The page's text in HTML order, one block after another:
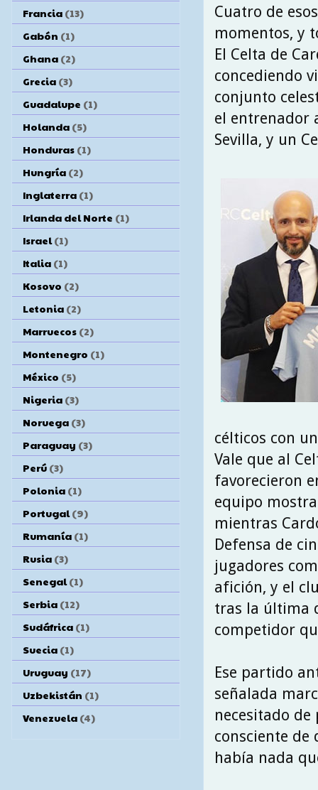
Cuatro de
momentos, y
El Celta de
concediendo
conjunto
el entrenador
Sevilla, y un
célticos con
Vale que al
favorecieron
equipo
mientras
Defensa de
jugadores
afición, y el
tras la última
competidor
Ese partido
señalada
necesitado de
consciente de
había nada
Francia (13)
Gabón (1)
Ghana (2)
Grecia (3)
Guadalupe (1)
Holanda (5)
Honduras (1)
Hungría (2)
Inglaterra (1)
Irlanda del Norte (1)
Israel (1)
Italia (1)
Kosovo (2)
Letonia (2)
Marruecos (2)
Montenegro (1)
México (5)
Nigeria (3)
Noruega (3)
Paraguay (3)
Perú (3)
Polonia (1)
Portugal (9)
Rumanía (1)
Rusia (3)
Senegal (1)
Serbia (12)
Sudáfrica (1)
Suecia (1)
Uruguay (17)
Uzbekistán (1)
Venezuela (4)